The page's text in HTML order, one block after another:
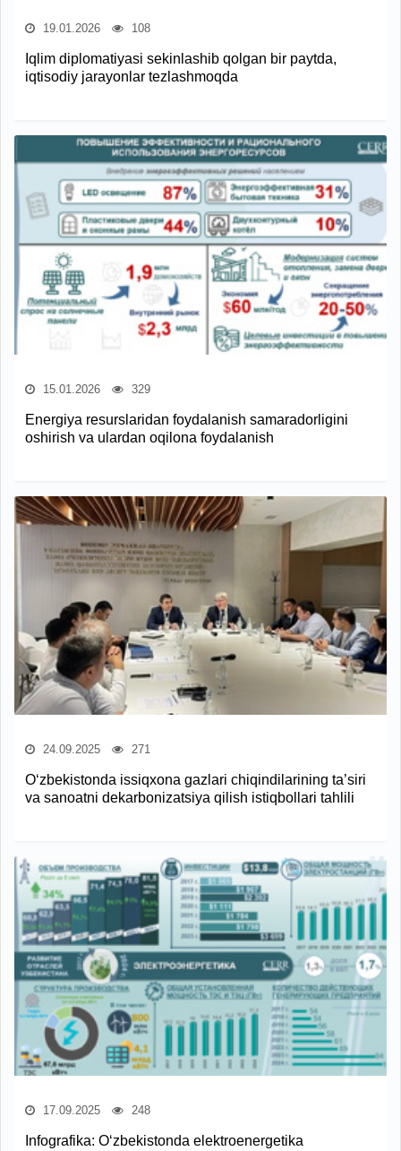
19.01.2026 108
Iqlim diplomatiyasi sekinlashib qolgan bir paytda,
iqtisodiy jarayonlar tezlashmoqda
15.01.2026 329
Energiya resurslaridan foydalanish samaradorligini
oshirish va ulardan oqilona foydalanish
24.09.2025 271
O‘zbekistonda issiqxona gazlari chiqindilarining ta’siri
va sanoatni dekarbonizatsiya qilish istiqbollari tahlili
17.09.2025 248
Infografika: O‘zbekistonda elektroenergetika